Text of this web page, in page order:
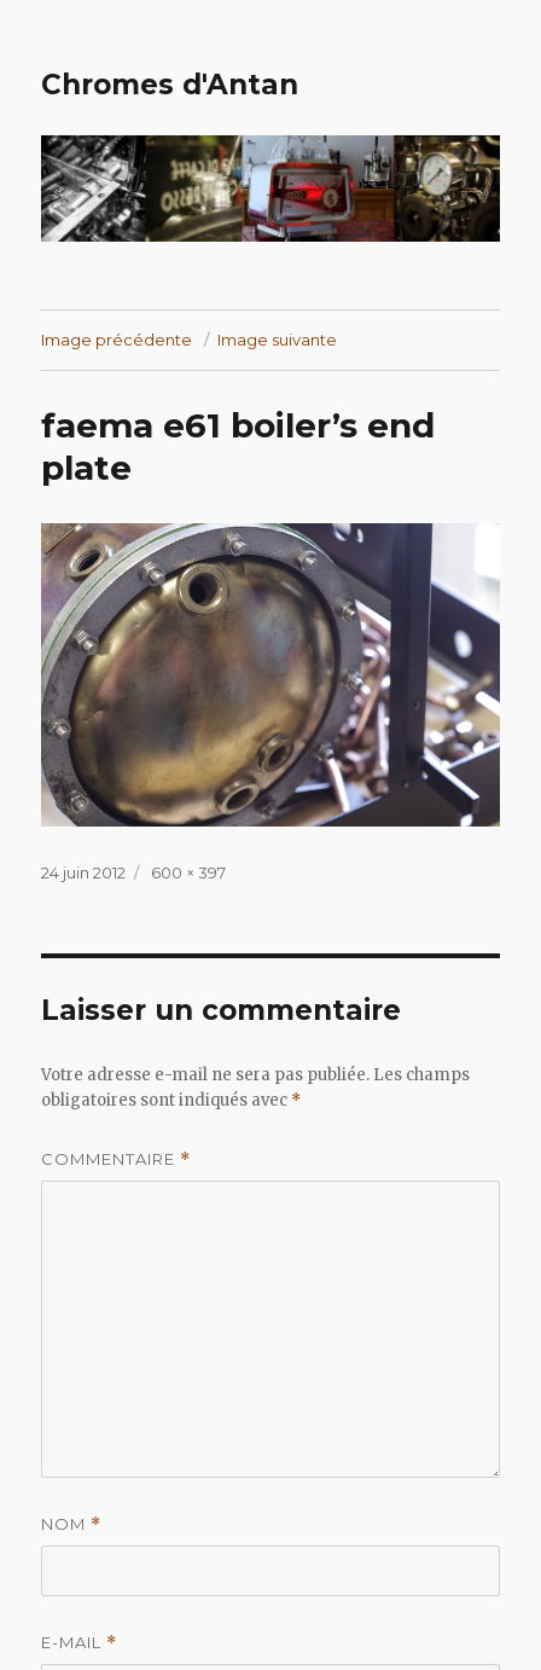
Chromes d'Antan
Image précédente Image suivante
faema e61 boiler’s end
plate
Publié
24 juin 2012
Taille
600 × 397
Laisser un commentaire
Votre adresse e-mail ne sera pas publiée. Les champs
obligatoires sont indiqués avec *
COMMENTAIRE *
NOM *
E-MAIL *